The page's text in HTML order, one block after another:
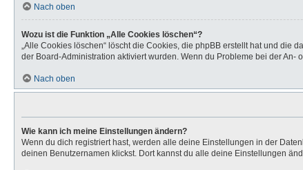
Nach oben
Wozu ist die Funktion „Alle Cookies löschen“?
„Alle Cookies löschen“ löscht die Cookies, die phpBB erstellt hat und die
der Board-Administration aktiviert wurden. Wenn du Probleme bei der
Nach oben
Wie kann ich meine Einstellungen ändern?
Wenn du dich registriert hast, werden alle deine Einstellungen in der
deinen Benutzernamen klickst. Dort kannst du alle deine Einstellungen